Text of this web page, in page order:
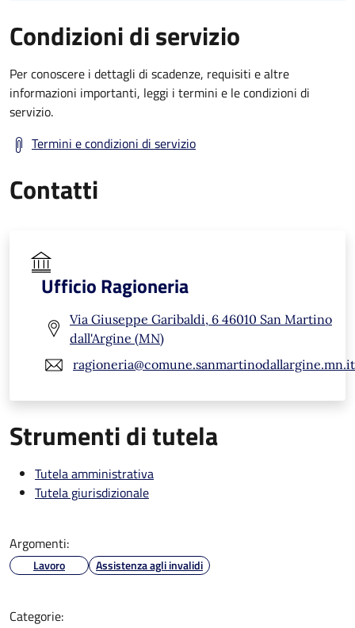
Condizioni di servizio
Per conoscere i dettagli di scadenze, requisiti e altre
informazioni importanti, leggi i termini e le condizioni di
servizio.
Termini e condizioni di servizio
Contatti
Ufficio Ragioneria
Via Giuseppe Garibaldi, 6 46010 San Martino
dall'Argine (MN)
ragioneria@comune.sanmartinodallargine.mn.it
Strumenti di tutela
Tutela amministrativa
Tutela giurisdizionale
Argomenti:
Lavoro Assistenza agli invalidi
Categorie: